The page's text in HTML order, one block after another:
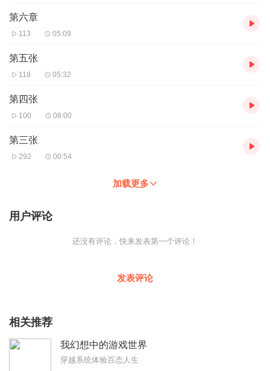
第六章
113 05:09
第五张
118 05:32
第四张
100 08:00
第三张
292 00:54
加载更多
用户评论
还没有评论，快来发表第一个评论！
发表评论
相关推荐
我幻想中的游戏世界
穿越系统体验百态人生